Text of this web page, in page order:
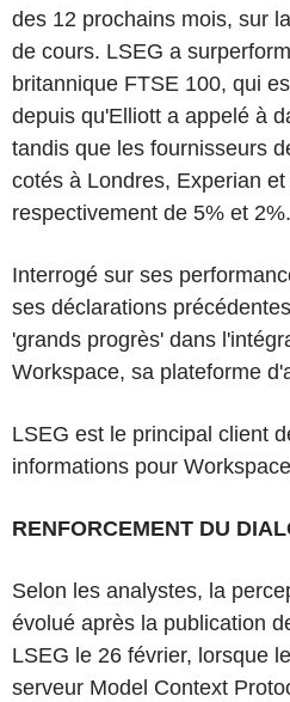
des 12 prochains mois, sur
de cours. LSEG a
britannique FTSE 100, qui
depuis qu'Elliott a appelé à
tandis que les fournisseurs
cotés à Londres, Experian
respectivement de 5% et 2%.
Interrogé sur ses
ses déclarations
'grands progrès' dans
Workspace, sa plateforme
LSEG est le principal client
informations pour
RENFORCEMENT DU
Selon les analystes, la
évolué après la publication
LSEG le 26 février, lorsque
serveur Model Context